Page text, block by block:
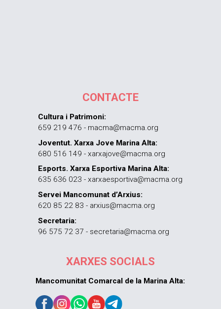
CONTACTE
Cultura i Patrimoni:
659 219 476 - macma@macma.org
Joventut. Xarxa Jove Marina Alta:
680 516 149 - xarxajove@macma.org
Esports. Xarxa Esportiva Marina Alta:
635 636 023 - xarxaesportiva@macma.org
Servei Mancomunat d’Arxius:
620 85 22 83 - arxius@macma.org
Secretaria:
96 575 72 37 - secretaria@macma.org
XARXES SOCIALS
Mancomunitat Comarcal de la Marina Alta: